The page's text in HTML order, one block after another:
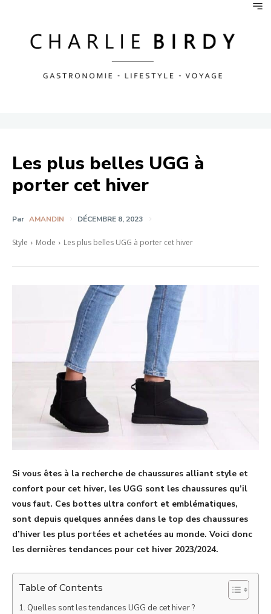
Les plus belles UGG à
porter cet hiver
Par AMANDIN DÉCEMBRE 8, 2023
Style Mode Les plus belles UGG à porter cet hiver
Si vous êtes à la recherche de chaussures alliant style et
confort pour cet hiver, les UGG sont les chaussures qu’il
vous faut. Ces bottes ultra confort et emblématiques,
sont depuis quelques années dans le top des chaussures
d’hiver les plus portées et achetées au monde. Voici donc
les dernières tendances pour cet hiver 2023/2024.
Table of Contents
Quelles sont les tendances UGG de cet hiver ?